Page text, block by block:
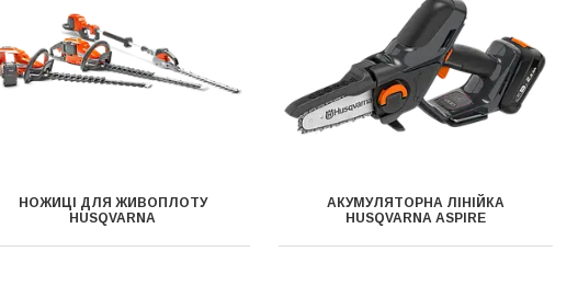
НОЖИЦІ ДЛЯ ЖИВОПЛОТУ
HUSQVARNA
АКУМУЛЯТОРНА ЛІНІЙКА
HUSQVARNA ASPIRE